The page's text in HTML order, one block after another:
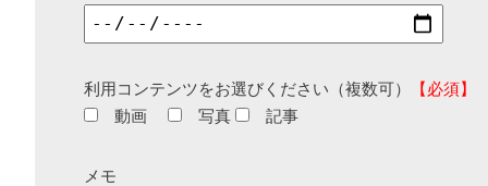
利用コンテンツをお選びください（複数可）
【必須】
動画
写真 記事
メモ